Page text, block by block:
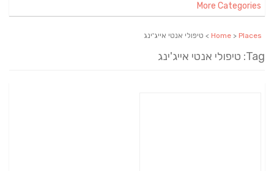
More Categories
Home > Places > טיפולי אנטי אייג'ינג
Tag: טיפולי אנטי אייג'ינג